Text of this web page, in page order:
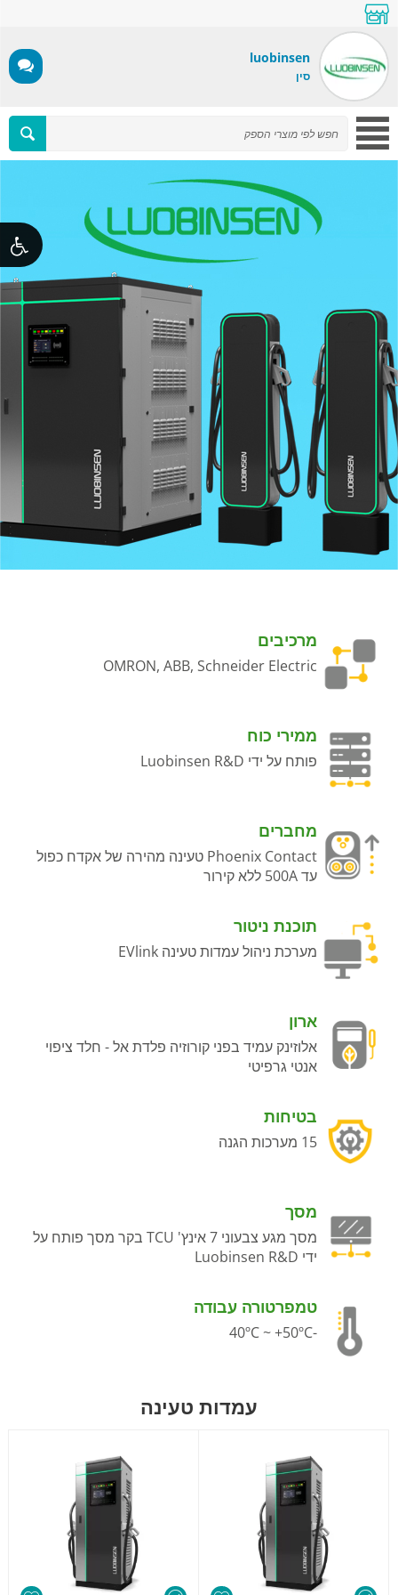
luobinsen
סין
מרכיבים
OMRON, ABB, Schneider Electric
ממירי כוח
פותח על ידי Luobinsen R&D
מחברים
Phoenix Contact טעינה מהירה של אקדח כפול
עד 500A ללא קירור
תוכנת ניטור
מערכת ניהול עמדות טעינה EVlink
ארון
אלוזינק עמיד בפני קורוזיה פלדת אל - חלד ציפוי
אנטי גרפיטי
בטיחות
15 מערכות הגנה
מסך
מסך מגע צבעוני 7 אינץ' TCU בקר מסך פותח על
ידי Luobinsen R&D
טמפרטורה עבודה
-40ºC ~ +50ºC
עמדות טעינה